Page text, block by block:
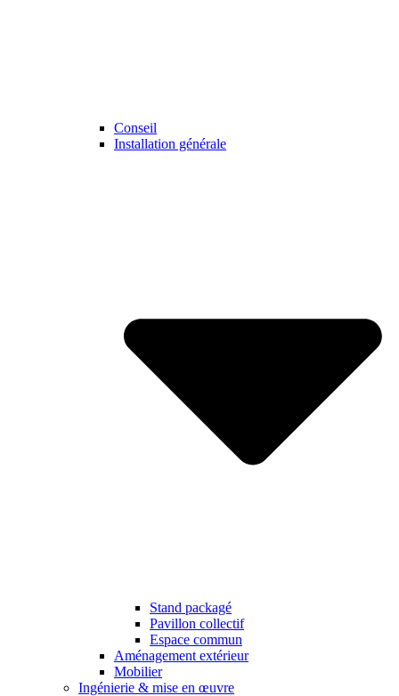
Conseil
Installation générale
Stand packagé
Pavillon collectif
Espace commun
Aménagement extérieur
Mobilier
Ingénierie & mise en œuvre